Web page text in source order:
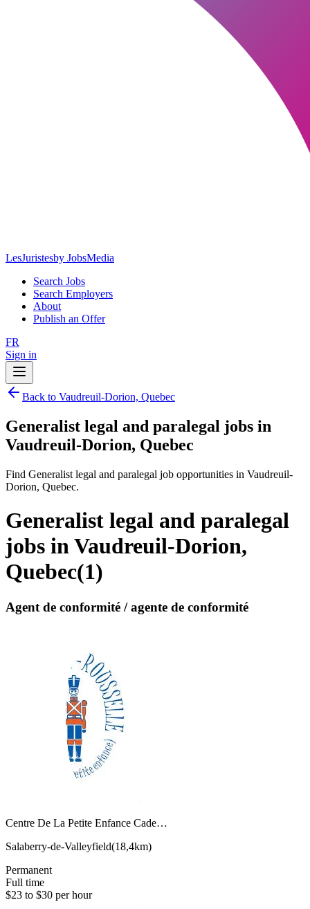
LesJuristesby JobsMedia
Search Jobs
Search Employers
About
Publish an Offer
FR
Sign in
Back to Vaudreuil-Dorion, Quebec
Generalist legal and paralegal jobs in
Vaudreuil-Dorion, Quebec
Find Generalist legal and paralegal job opportunities in Vaudreuil-
Dorion, Quebec.
Generalist legal and paralegal
jobs in Vaudreuil-Dorion,
Quebec(1)
Agent de conformité / agente de conformité
Centre De La Petite Enfance Cade…
Salaberry-de-Valleyfield(18,4km)
Permanent
Full time
$23 to $30 per hour